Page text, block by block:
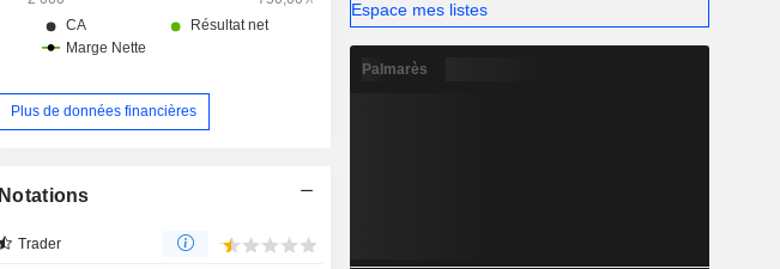
directement raccordé au réseau électrique de
BC Hydro via une ligne de 30 mégawatts (MW).
Plus de données financières
Notations
Trader
Espace mes listes
Palmarès